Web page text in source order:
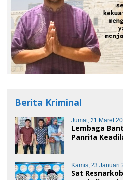
Berita Kriminal
Jumat, 21 Maret
Lembaga
Panrita
Polman
Kamis, 23 Januari
Sat